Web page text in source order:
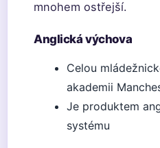
mnohem ostřejší.
Anglická výchova
Celou
akademii
Je produktem
systému